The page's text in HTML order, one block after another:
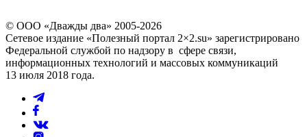
© ООО «Дважды два» 2005-2026
Сетевое издание «Полезный портал 2×2.su» зарегистрировано
Федеральной службой по надзору в сфере связи,
информационных технологий и массовых коммуникаций
13 июля 2018 года.